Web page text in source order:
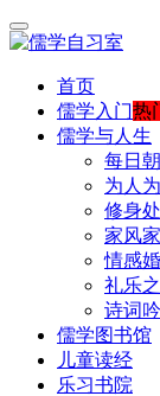
首页
儒学入门热
儒学与人生
每日
为人
修身
家风
情感
礼乐
诗词
儒学图书馆
儿童读经
乐习书院